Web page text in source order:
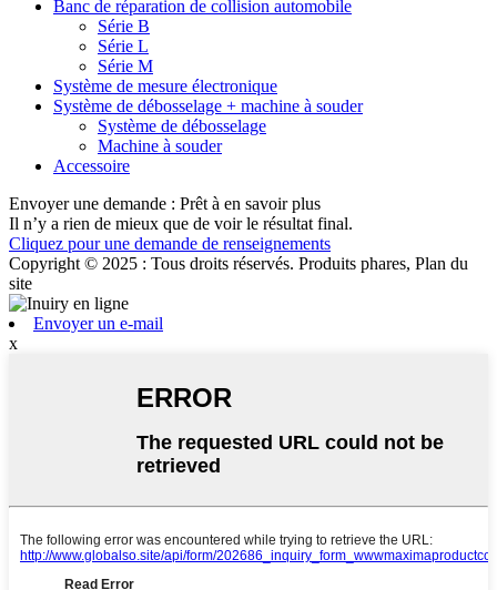
Banc de réparation de collision automobile
Série B
Série L
Série M
Système de mesure électronique
Système de débosselage + machine à souder
Système de débosselage
Machine à souder
Accessoire
Envoyer une demande : Prêt à en savoir plus
Il n’y a rien de mieux que de voir le résultat final.
Cliquez pour une demande de renseignements
Copyright © 2025 : Tous droits réservés. Produits phares, Plan du
site
Envoyer un e-mail
x